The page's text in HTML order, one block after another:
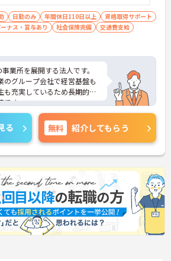
日勤のみ 年間休日110日以上
資格取得サポート
ナス・賞与あり 社会保険完備
交通費支給
業所を展開する法人です。
のグループ会社で経営基盤も
も充実しているため長期的な
です。
度が整っているので、経験が
方も高い目標をもって仕事
ます◎
接対策ポイントなど、さらに
すのでお気軽にご相談くださ
る 無料 紹介してもらう